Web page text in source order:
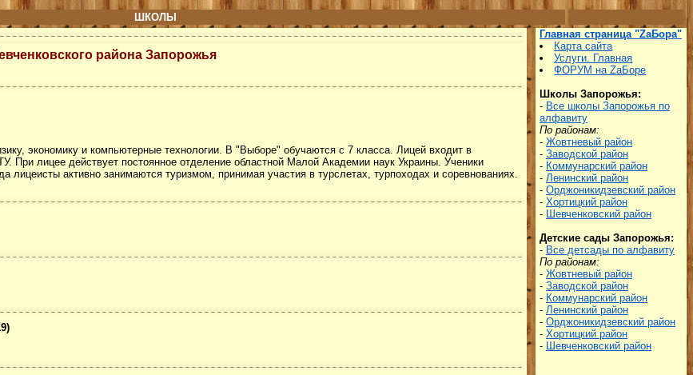
ШКОЛЫ
района Запорожья
экономику и компьютерные технологии. В "Выборе" обучаются с 7 класса. Лицей входит в
При лицее действует постоянное отделение областной Малой Академии наук Украины. Ученики
активно занимаются туризмом, принимая участия в турслетах, турпоходах и соревнованиях.
Главная страница "ZаБора"
Карта сайта
Услуги. Главная
ФОРУМ на ZаБоре
Школы Запорожья:
- Все школы Запорожья по
алфавиту
По районам:
- Жовтневый район
- Заводской район
- Коммунарский район
- Ленинский район
- Орджоникидзевский район
- Хортицкий район
- Шевченковский район
Детские сады Запорожья:
- Все детсады по алфавиту
По районам:
- Жовтневый район
- Заводской район
- Коммунарский район
- Ленинский район
- Орджоникидзевский район
- Хортицкий район
- Шевченковский район